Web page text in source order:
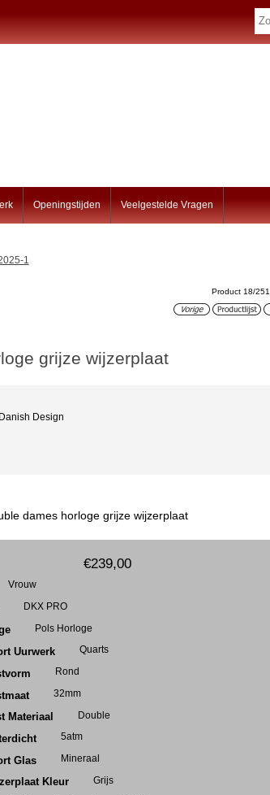
Openingstijden Veelgestelde Vragen
Product 18/251
grijze wijzerplaat
Design
dames horloge grijze wijzerplaat
€239,00
Vrouw
DKX PRO
Pols Horloge
Uurwerk Quarts
Rond
32mm
Materiaal Double
5atm
Glas Mineraal
Kleur Grijs